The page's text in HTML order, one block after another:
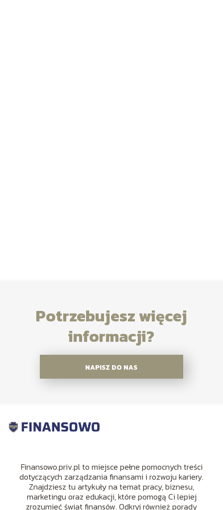
Potrzebujesz więcej
informacji?
NAPISZ DO NAS
Finansowo.priv.pl to miejsce pełne pomocnych treści
dotyczących zarządzania finansami i rozwoju kariery.
Znajdziesz tu artykuły na temat pracy, biznesu,
marketingu oraz edukacji, które pomogą Ci lepiej
zrozumieć świat finansów. Odkryj również porady